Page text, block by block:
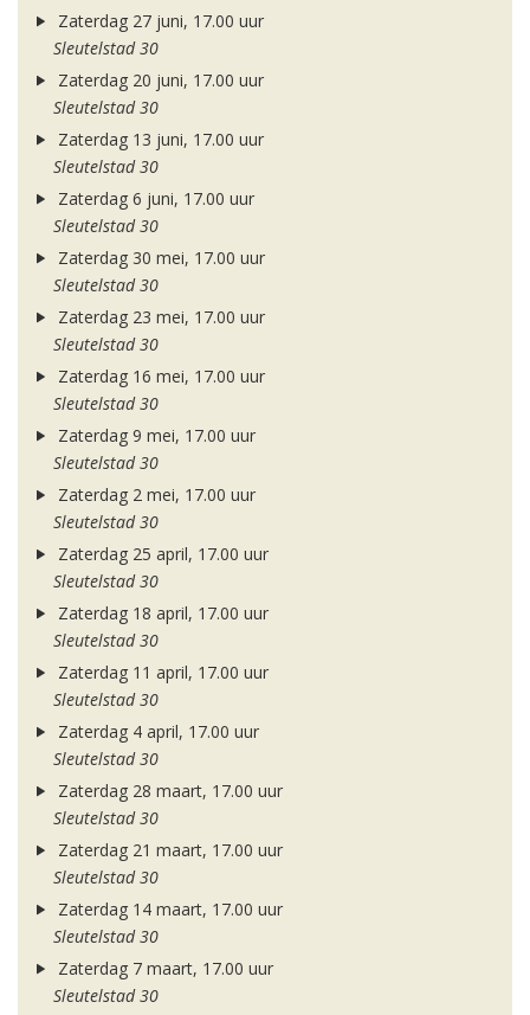
Zaterdag 27 juni, 17.00 uur
Sleutelstad 30
Zaterdag 20 juni, 17.00 uur
Sleutelstad 30
Zaterdag 13 juni, 17.00 uur
Sleutelstad 30
Zaterdag 6 juni, 17.00 uur
Sleutelstad 30
Zaterdag 30 mei, 17.00 uur
Sleutelstad 30
Zaterdag 23 mei, 17.00 uur
Sleutelstad 30
Zaterdag 16 mei, 17.00 uur
Sleutelstad 30
Zaterdag 9 mei, 17.00 uur
Sleutelstad 30
Zaterdag 2 mei, 17.00 uur
Sleutelstad 30
Zaterdag 25 april, 17.00 uur
Sleutelstad 30
Zaterdag 18 april, 17.00 uur
Sleutelstad 30
Zaterdag 11 april, 17.00 uur
Sleutelstad 30
Zaterdag 4 april, 17.00 uur
Sleutelstad 30
Zaterdag 28 maart, 17.00 uur
Sleutelstad 30
Zaterdag 21 maart, 17.00 uur
Sleutelstad 30
Zaterdag 14 maart, 17.00 uur
Sleutelstad 30
Zaterdag 7 maart, 17.00 uur
Sleutelstad 30